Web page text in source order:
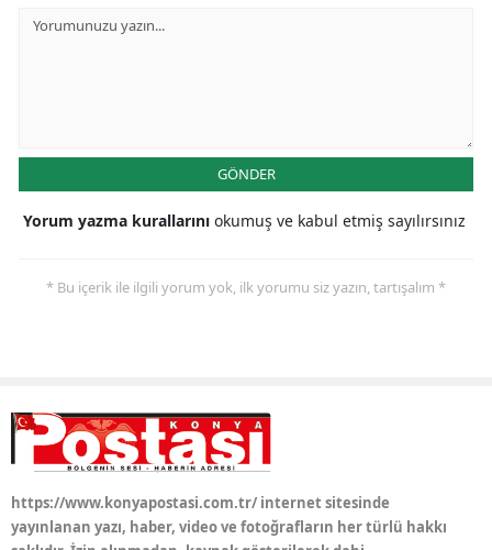
Mardin
Muğla
Nevşehir
Samsun
GÖNDER
Yorum yazma kurallarını okumuş ve kabul etmiş sayılırsınız
* Bu içerik ile ilgili yorum yok, ilk yorumu siz yazın, tartışalım *
https://www.konyapostasi.com.tr/ internet sitesinde
yayınlanan yazı, haber, video ve fotoğrafların her türlü hakkı